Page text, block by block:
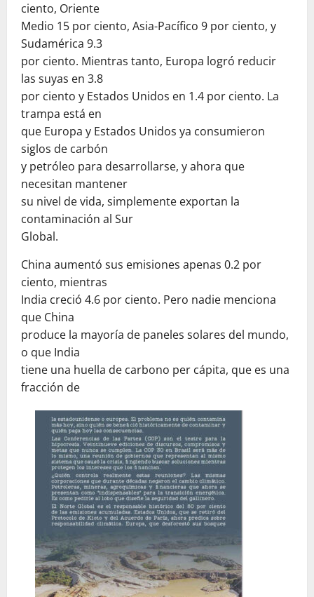
ciento, Oriente
Medio 15 por ciento, Asia-Pacífico 9 por ciento, y
Sudamérica 9.3
por ciento. Mientras tanto, Europa logró reducir
las suyas en 3.8
por ciento y Estados Unidos en 1.4 por ciento. La
trampa está en
que Europa y Estados Unidos ya consumieron
siglos de carbón
y petróleo para desarrollarse, y ahora que
necesitan mantener
su nivel de vida, simplemente exportan la
contaminación al Sur
Global.
China aumentó sus emisiones apenas 0.2 por
ciento, mientras
India creció 4.6 por ciento. Pero nadie menciona
que China
produce la mayoría de paneles solares del mundo,
o que India
tiene una huella de carbono per cápita, que es una
fracción de